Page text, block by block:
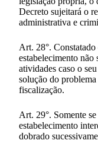
Decreto sujeitará o
administrativa e
Art. 28°.
estabelecimento não
atividades caso o
solução do problema
fiscalização.
Art. 29°. Somente
estabelecimento
dobrado